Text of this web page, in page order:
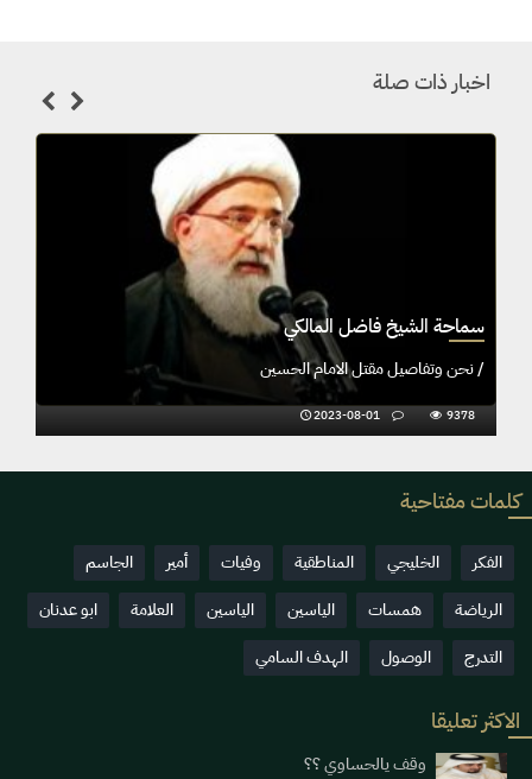
اخبار ذات صلة
سماحة الشيخ فاضل المالكي
/ نحن وتفاصيل مقتل الامام
آية الله الشيخ فاضل المالكي والرادود
كلمات مفتاحية
الفكر الخليجي المناطقية وفيات أمير
الجاسم
الرياضة
همسات الياسين الياسين العلامة
ابو عدنان
التدرج
الوصول الهدف السامي
الاكثر تعليقا
وقف يالحساوي ؟؟